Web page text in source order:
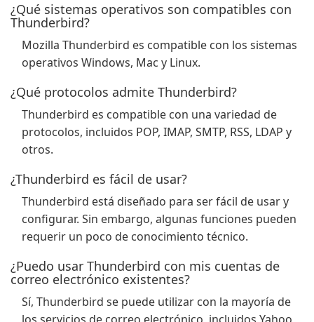
¿Qué sistemas operativos son compatibles con
Thunderbird?
Mozilla Thunderbird es compatible con los sistemas
operativos Windows, Mac y Linux.
¿Qué protocolos admite Thunderbird?
Thunderbird es compatible con una variedad de
protocolos, incluidos POP, IMAP, SMTP, RSS, LDAP y
otros.
¿Thunderbird es fácil de usar?
Thunderbird está diseñado para ser fácil de usar y
configurar. Sin embargo, algunas funciones pueden
requerir un poco de conocimiento técnico.
¿Puedo usar Thunderbird con mis cuentas de
correo electrónico existentes?
Sí, Thunderbird se puede utilizar con la mayoría de